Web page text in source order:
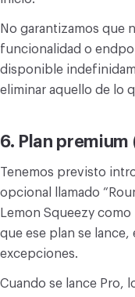
No garantizamos que
funcionalidad o
disponible
eliminar aquello de lo
6. Plan
Tenemos previsto
opcional llamado
Lemon Squeezy
que ese plan se
excepciones.
Cuando se lance Pro,